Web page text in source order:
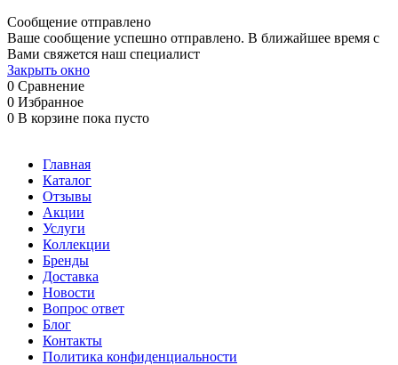
Сообщение отправлено
Ваше сообщение успешно отправлено. В ближайшее время с
Вами свяжется наш специалист
Закрыть окно
0 Сравнение
0 Избранное
0 В корзине пока пусто
Главная
Каталог
Отзывы
Акции
Услуги
Коллекции
Бренды
Доставка
Новости
Вопрос ответ
Блог
Контакты
Политика конфиденциальности